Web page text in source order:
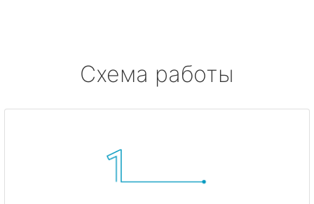
Схема работы